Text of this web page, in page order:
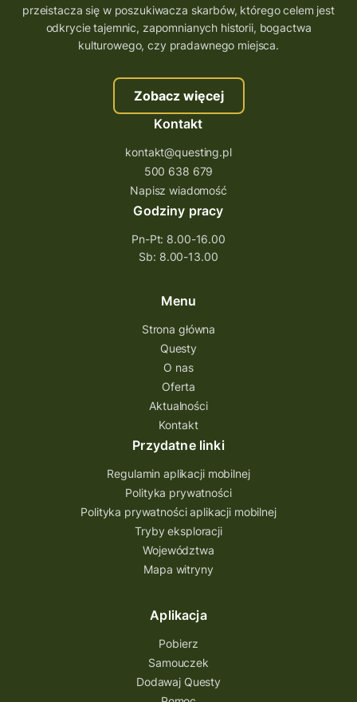
trenerzy questingu
szkolenie tworzenie questów
szkolenie questing
Stefan Żeromski
ścieżka
Rzeszów
questy świętokrzyskie
questujwpolsce
questuj z nami
questingwyprawa po skarb
questingowy projekt współpracy
questing wielkopolska
Questing Przecławski
Questing Łódzkie
questing gry terenowe
Quest Świętokrzyskie
quest na szlaku Przygody
Quest Bolestraszyce
Quest Arboretum
Przecław Quest
projekt
Partnerstwo Questingu
Park Etnograficzny w Tokarni
Park Etnograficzny
natura
mazowieckie
Hutniczy Ostrowiec
gry terenowe
gry edukacyjne
przeistacza się w poszukiwacza skarbów, którego celem jest
odkrycie tajemnic, zapomnianych historii, bogactwa
kulturowego, czy pradawnego miejsca.
Zobacz więcej
Kontakt
kontakt@questing.pl
500 638 679
Napisz wiadomość
Godziny pracy
Pn-Pt: 8.00-16.00
Sb: 8.00-13.00
Menu
Strona główna
Questy
O nas
Oferta
Aktualności
Kontakt
Przydatne linki
Regulamin aplikacji mobilnej
Polityka prywatności
Polityka prywatności aplikacji mobilnej
Tryby eksploracji
Województwa
Mapa witryny
Aplikacja
Pobierz
Samouczek
Dodawaj Questy